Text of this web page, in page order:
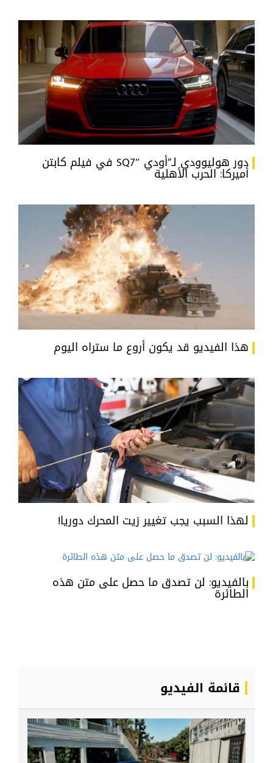
دور هوليوودي لـ”أودي SQ7″ في فيلم كابتن
أميركا: الحرب الأهلية
هذا الفيديو قد يكون أروع ما ستراه اليوم
لهذا السبب يجب تغيير زيت المحرك دوريا!
بالفيديو: لن تصدق ما حصل على متن هذه
الطائرة
قائمة الفيديو